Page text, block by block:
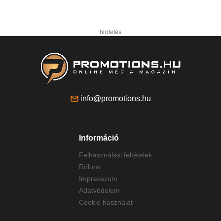
hirdetés
info@promotions.hu
Információ
Felhasználási feltételek
Rólunk
Impresszum
Adatvédelem
Cookie használat